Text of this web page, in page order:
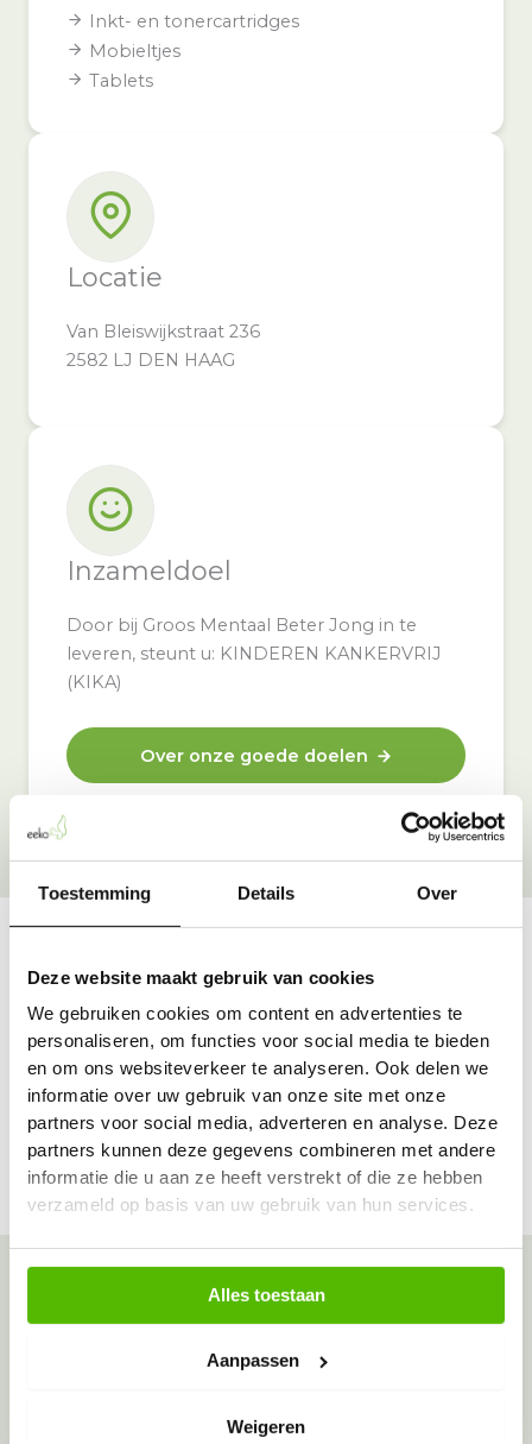
Toestemming Details Over
Deze website maakt gebruik van cookies
We gebruiken cookies om content en advertenties te
personaliseren, om functies voor social media te bieden
en om ons websiteverkeer te analyseren. Ook delen we
informatie over uw gebruik van onze site met onze
partners voor social media, adverteren en analyse. Deze
partners kunnen deze gegevens combineren met andere
informatie die u aan ze heeft verstrekt of die ze hebben
verzameld op basis van uw gebruik van hun services.
Alles toestaan
Aanpassen
Weigeren
Inkt- en tonercartridges
Mobieltjes
Tablets
Locatie
Van Bleiswijkstraat 236
2582 LJ DEN HAAG
Inzameldoel
Door bij Groos Mentaal Beter Jong in te
leveren, steunt u: KINDEREN KANKERVRIJ
(KIKA)
Over onze goede doelen
Vraag & antwoord
De meest voorkomende vragen over onze dienst vind
je hier.
Bekijk alle antwoorden
Meer inzamelpunten in de buurt
Eeko heeft meer dan 100
ook in jouw buurt.